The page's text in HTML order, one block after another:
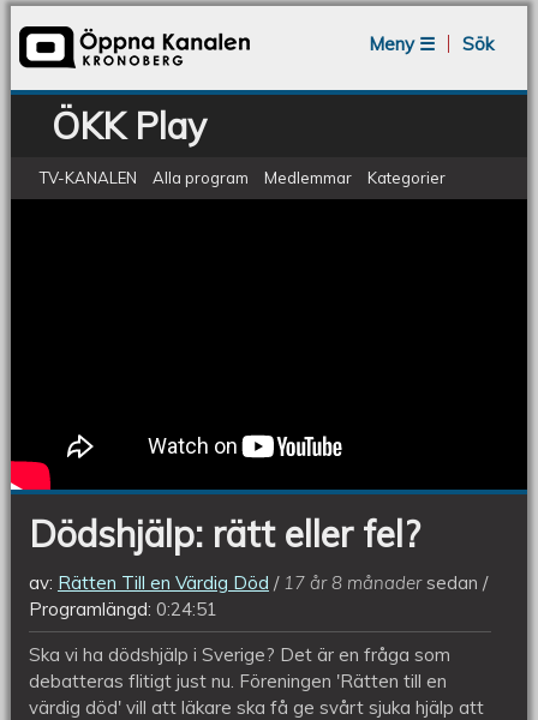
Meny ☰
Sök
ÖKK Play
TV-KANALEN Alla program Medlemmar Kategorier
Dödshjälp: rätt eller fel?
av: Rätten Till en Värdig Död 17 år 8 månadersedan
Programlängd: 0:24:51
Ska vi ha dödshjälp i Sverige? Det är en fråga som
debatteras flitigt just nu. Föreningen 'Rätten till en
värdig död' vill att läkare ska få ge svårt sjuka hjälp att